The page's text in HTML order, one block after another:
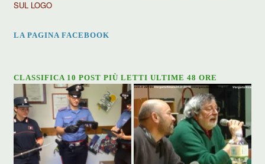
SUL LOGO
LA PAGINA FACEBOOK
CLASSIFICA 10 POST PIÙ LETTI ULTIME 48 ORE